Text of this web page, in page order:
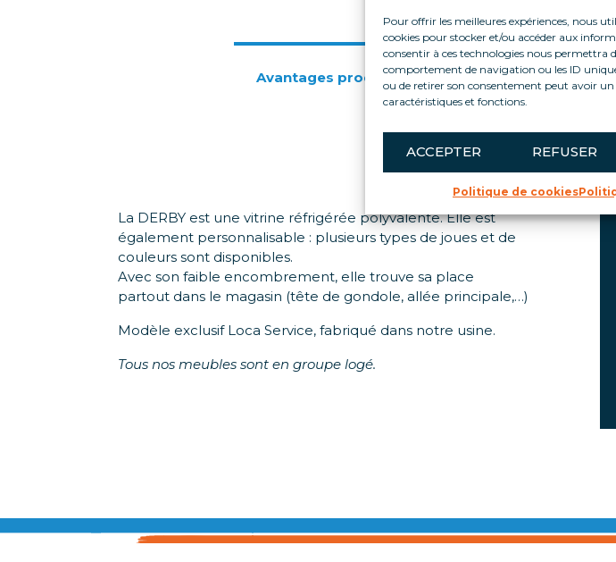
Pour offrir les meilleures expériences, nous
cookies pour stocker et/ou accéder aux
consentir à ces technologies nous permettra
comportement de navigation ou les ID
ou de retirer son consentement peut avoir
caractéristiques et fonctions.
ACCEPTER REFUSER
Politique de cookies
Avantages produits Accessoires
La DERBY est une vitrine réfrigérée polyvalente. Elle est
également personnalisable : plusieurs types de joues et de
couleurs sont disponibles.
Avec son faible encombrement, elle trouve sa place
partout dans le magasin (tête de gondole, allée principale,…)
Modèle exclusif Loca Service, fabriqué dans notre usine.
Tous nos meubles sont en groupe logé.